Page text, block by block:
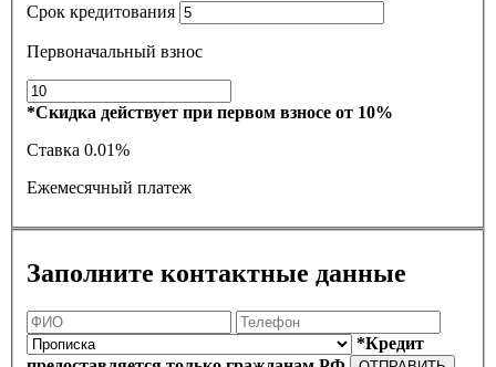
Срок кредитования
Первоначальный взнос
*Скидка действует при первом взносе от 10%
Ставка 0.01%
Ежемесячный платеж
Заполните контактные данные
*Кредит